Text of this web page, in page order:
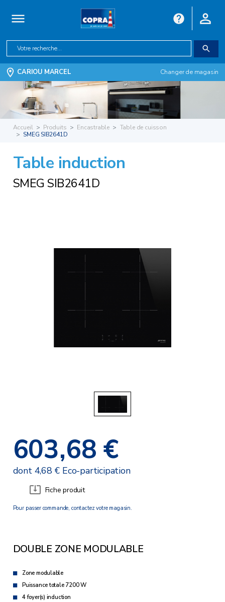
CARIOU MARCEL Changer de magasin
Accueil Produits Encastrable
Table de cuisson
SMEG SIB2641D
Table induction
SMEG SIB2641D
603,68 €
dont 4,68 € Eco-participation
Fiche produit
Pour passer commande, contactez votre magasin.
DOUBLE ZONE MODULABLE
Zone modulable
Puissance totale 7200 W
4 foyer(s) induction